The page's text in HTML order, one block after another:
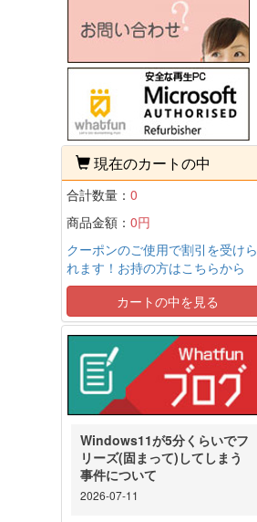
現在のカートの中
合計数量： 0
商品金額： 0円
クーポンのご使用で割引を受けら
れます！お持の方はこちらから
カートの中を見る
Windows11が5分くらいでフ
リーズ(固まって)してしまう
事件について
2026-07-11